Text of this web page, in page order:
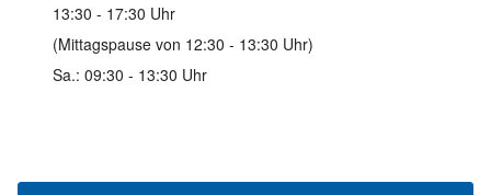
13:30 - 17:30 Uhr
(Mittagspause von 12:30 - 13:30 Uhr)
Sa.: 09:30 - 13:30 Uhr